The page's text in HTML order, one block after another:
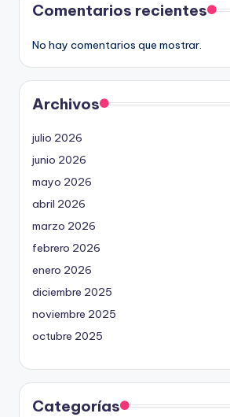
Comentarios recientes
No hay comentarios que mostrar.
Archivos
julio 2026
junio 2026
mayo 2026
abril 2026
marzo 2026
febrero 2026
enero 2026
diciembre 2025
noviembre 2025
octubre 2025
Categorías